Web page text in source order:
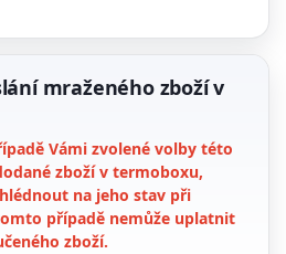
mraženého zboží v
Vámi zvolené volby této
zboží v termoboxu,
na jeho stav při
případě nemůže uplatnit
zboží.